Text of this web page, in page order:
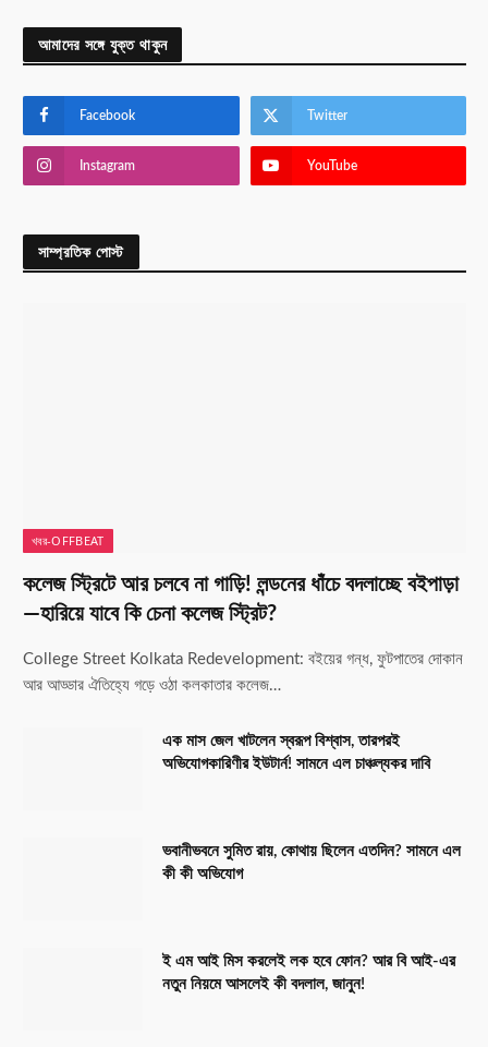
আমাদের সঙ্গে যুক্ত থাকুন
Facebook Twitter
Instagram YouTube
সাম্প্রতিক পোস্ট
খবর-OFFBEAT
কলেজ স্ট্রিটে আর চলবে না গাড়ি! লন্ডনের ধাঁচে বদলাচ্ছে বইপাড়া
—হারিয়ে যাবে কি চেনা কলেজ স্ট্রিট?
College Street Kolkata Redevelopment: বইয়ের গন্ধ, ফুটপাতের দোকান
আর আড্ডার ঐতিহ্যে গড়ে ওঠা কলকাতার কলেজ…
এক মাস জেল খাটলেন স্বরূপ বিশ্বাস, তারপরই
অভিযোগকারিণীর ইউটার্ন! সামনে এল চাঞ্চল্যকর দাবি
ভবানীভবনে সুমিত রায়, কোথায় ছিলেন এতদিন? সামনে এল
কী কী অভিযোগ
ই এম আই মিস করলেই লক হবে ফোন? আর বি আই-এর
নতুন নিয়মে আসলেই কী বদলাল, জানুন!